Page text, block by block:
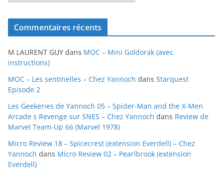
r
c
v
e
s
Commentaires récents
M LAURENT GUY dans MOC – Mini Goldorak (avec
instructions)
MOC – Les sentinelles – Chez Yannoch dans Starquest
Episode 2
Les Geekeries de Yannoch 05 – Spider-Man and the X-Men
Arcade s Revenge sur SNES – Chez Yannoch dans Review de
Marvel Team-Up 66 (Marvel 1978)
Micro Review 18 – Spicecrest (extension Everdell) – Chez
Yannoch dans Micro Review 02 – Pearlbrook (extension
Everdell)